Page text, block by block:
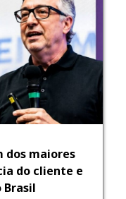
dos maiores
do cliente e